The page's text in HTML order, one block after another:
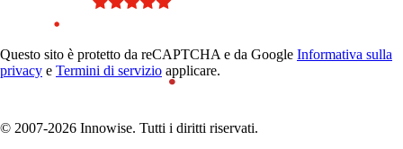
Questo sito è protetto da reCAPTCHA e da Google Informativa sulla
privacy e Termini di servizio applicare.
© 2007-2026 Innowise. Tutti i diritti riservati.